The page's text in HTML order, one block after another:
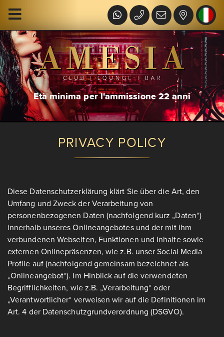
Età minima per l'ammissione 22 anni
PRIVACY POLICY
Diese Datenschutzerklärung klärt Sie über die Art, den
Umfang und Zweck der Verarbeitung von
personenbezogenen Daten (nachfolgend kurz „Daten“)
innerhalb unseres Onlineangebotes und der mit ihm
verbundenen Webseiten, Funktionen und Inhalte sowie
externen Onlinepräsenzen, wie z.B. unser Social Media
Profile auf (nachfolgend gemeinsam bezeichnet als
„Onlineangebot“). Im Hinblick auf die verwendeten
Begrifflichkeiten, wie z.B. „Verarbeitung“ oder
„Verantwortlicher“ verweisen wir auf die Definitionen im
Art. 4 der Datenschutzgrundverordnung (DSGVO).